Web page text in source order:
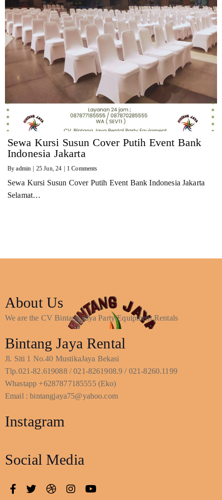
Sewa Kursi Susun Cover Putih Event Bank
Indonesia Jakarta
Byadmin 25 Jun, 24 1 Comments
Sewa Kursi Susun Cover Putih Event Bank Indonesia Jakarta
Selamat…
About Us
We are the CV Bintang Jaya Party Equipment Rentals
Bintang Jaya Rental
Jl. Siti 1 No.40 MustikaJaya Bekasi
Tlp.021-82.619088 / 021-8261908.9 / 021-8260.1199
Whastapp +6287877185555 (Eko)
Email : bintangjaya75@yahoo.com
Instagram
Social Media